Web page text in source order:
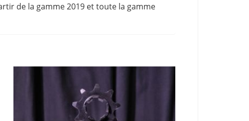
de la gamme 2019 et toute la gamme